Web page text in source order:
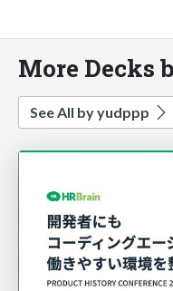
More Decks
See All by yudppp